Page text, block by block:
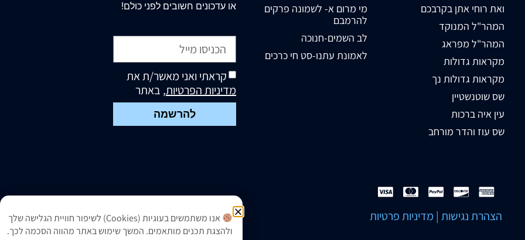
ואת רוחי אתן בקרבכם
המהר"ל המנוקד
המהר"ל מפראג
מקראות גדולות
מקראות גדולות נך
שס שוטנשטיין
עין איה ברכות
שס עוז והדר מורחב
מי מרום א- לשמונה פרקים
להרמבם
לב השמים-חנוכה
לאמונת עתנו-סט חי כרכים
או עדכונים חשובים לפני כולם!
קראתי ואני מאשר/ת את
מדיניות הפרטיות, באתר
להרשמה
הצהרת נגישות | מדיניות פרטיות
אנו משתמשים בעוגיות (Cookies) לשיפור חוויית הגלישה שלך
ולהצגת תכנים מותאמים. המשך שימוש באתר מהווה הסכמה לכך.